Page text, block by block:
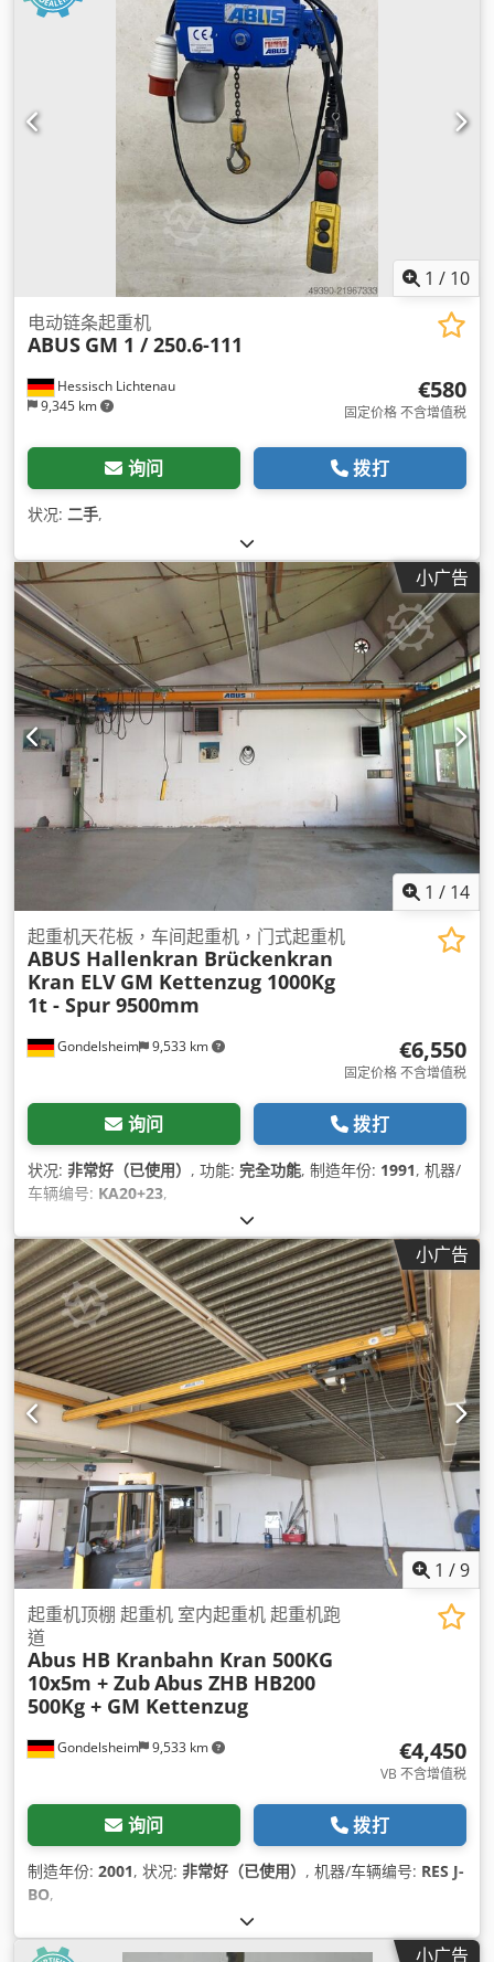
1 / 10
Hessisch Lichtenau
9,345 km
电动链条起重机
ABUS GM 1 / 250.6-111
€580
固定价格 不含增值税
询问 拨打
状况: 二手,
小广告
1 / 14
Gondelsheim 9,533 km
起重机天花板，车间起重机，门式起重机
ABUS Hallenkran Brückenkran
Kran ELV GM Kettenzug 1000Kg
1t - Spur 9500mm
€6,550
固定价格 不含增值税
询问 拨打
状况: 非常好（已使用） , 功能: 完全功能, 制造年份: 1991, 机器/
车辆编号: KA20+23,
小广告
1 /9
Gondelsheim 9,533 km
起重机顶棚 起重机 室内起重机 起重机跑
道
Abus HB Kranbahn Kran 500KG
10x5m + ZubAbus ZHB HB200
500Kg + GM Kettenzug
€4,450
VB 不含增值税
询问 拨打
制造年份: 2001, 状况: 非常好（已使用） , 机器/车辆编号: RES J-
BO,
小广告